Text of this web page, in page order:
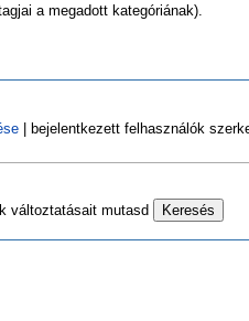
a megadott kategóriának).
| bejelentkezett felhasználók
változtatásait mutasd